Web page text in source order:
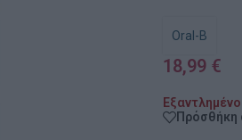
Oral-B
18,99 €
Εξαντλημένο
Πρόσθήκη